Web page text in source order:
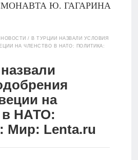
Ю. ГАГАРИНА
/ В ТУРЦИИ НАЗВАЛИ УСЛОВИЯ
НА ЧЛЕНСТВО В НАТО: ПОЛИТИКА:
на
в НАТО:
Мир: Lenta.ru